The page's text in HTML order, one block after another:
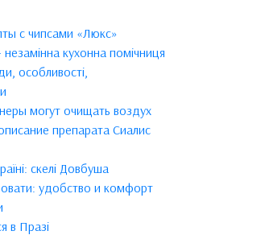
с чипсами «Люкс»
кухонна помічниця
особливості,
могут очищать воздух
препарата Сиалис
скелі Довбуша
удобство и комфорт
в Празі